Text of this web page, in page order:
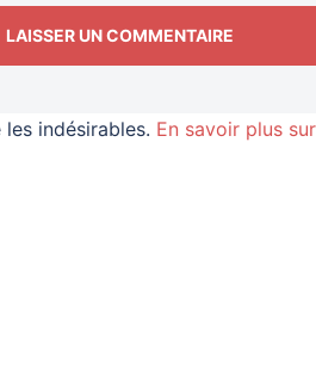
indésirables. En savoir plus